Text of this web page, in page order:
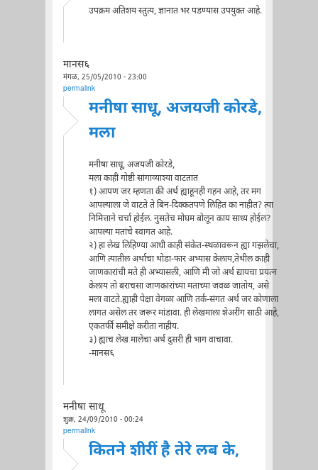
उपक्रम अतिशय स्तुत्य, ज्ञानात भर पडण्यास उपयुक्त आहे.
मानस६
मंगळ, 25/05/2010 - 23:00
permalink
मनीषा साधू, अजयजी कोरडे,
मला
मनीषा साधू, अजयजी कोरडे,
मला काही गोष्टी सांगाव्याश्या वाटतात
१) आपण जर म्हणता की अर्थ ह्याहूनही गहन आहे, तर मग
आपल्याला जे वाटते ते बिन-दिक्कतपणे लिहित का नाहीत? त्या
निमित्ताने चर्चा होईल. नुसतेच मोघम बोलून काय साध्य होईल?
आपल्या मतांचे स्वागत आहे.
२) हा लेख लिहिण्या आधी काही संकेत-स्थळावरून ह्या गझलेचा,
आणि त्यातील अर्थाचा थोडा-फार अभ्यास केलाय,तेथील काही
जाणकारांची मते ही अभ्यासली, आणि मी जो अर्थ द्यायचा प्रयत्न
केलाय तो बराचसा जाणकारांच्या मताच्या जवळ जातोय, असे
मला वाटते.ह्याही पेक्षा वेगळा आणि तर्क-संगत अर्थ जर कोणाला
लागत असेल तर जरूर मांडावा. ही लेखमाला शेअरींग साठी आहे,
एकतर्फी समीक्षे करीता नाहीय.
३) ह्याच लेख मालेचा अर्थ दुसरी ही भाग वाचावा.
-मानस६
मनीषा साधू
शुक्र, 24/09/2010 - 00:24
permalink
कितने शीरीं है तेरे लब के,